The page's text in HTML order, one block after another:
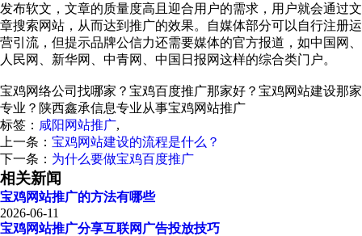
发布软文，文章的质量度高且迎合用户的需求，用户就会通过文
章搜索网站，从而达到推广的效果。自媒体部分可以自行注册运
营引流，但提示品牌公信力还需要媒体的官方报道，如中国网、
人民网、新华网、中青网、中国日报网这样的综合类门户。
宝鸡网络公司找哪家？宝鸡百度推广那家好？宝鸡网站建设那家
专业？陕西鑫承信息专业从事宝鸡网站推广
标签： 咸阳网站推广,
上一条： 宝鸡网站建设的流程是什么？
下一条： 为什么要做宝鸡百度推广
相关新闻
宝鸡网站推广的方法有哪些
2026-06-11
宝鸡网站推广分享互联网广告投放技巧